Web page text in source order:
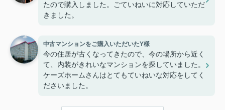
たので購入しました。ごていねいに対応していただ
きました。
中古マンションをご購入いただいたY様
今の住居が古くなってきたので、今の場所から近く
て、内装がきれいなマンションを探していました。
ケーズホームさんはとてもていねいな対応をしてく
ださいました。